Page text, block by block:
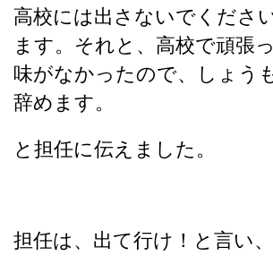
高校には出さないでくださ
ます。それと、高校で頑張
味がなかったので、しょう
辞めます。
と担任に伝えました。
担任は、出て行け！と言い